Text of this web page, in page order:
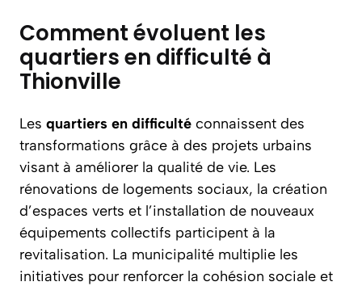
Comment évoluent les
quartiers en difficulté à
Thionville
Les quartiers en difficulté connaissent des
transformations grâce à des projets urbains
visant à améliorer la qualité de vie. Les
rénovations de logements sociaux, la création
d’espaces verts et l’installation de nouveaux
équipements collectifs participent à la
revitalisation. La municipalité multiplie les
initiatives pour renforcer la cohésion sociale et